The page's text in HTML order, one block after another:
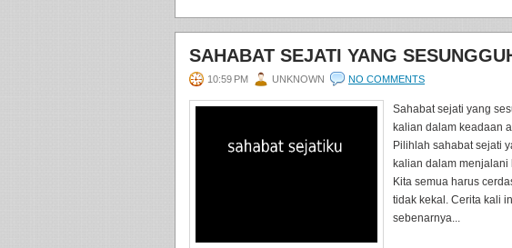
SAHABAT SEJATI YANG
10:59 PM UNKNOWN NO COMMENTS
Sahabat sejati yang
kalian dalam keadaan
Pilihlah sahabat sejati
kalian dalam
Kita semua harus
tidak kekal. Cerita kali
sebenarnya...